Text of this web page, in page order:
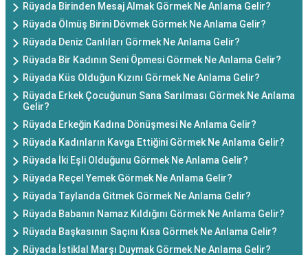
Rüyada Birinden Mesaj Almak Görmek Ne Anlama Gelir?
Rüyada Ölmüş Birini Dövmek Görmek Ne Anlama Gelir?
Rüyada Deniz Canlıları Görmek Ne Anlama Gelir?
Rüyada Bir Kadının Seni Öpmesi Görmek Ne Anlama Gelir?
Rüyada Küs Olduğun Kızını Görmek Ne Anlama Gelir?
Rüyada Erkek Çocuğunun Sana Sarılması Görmek Ne Anlama
Gelir?
Rüyada Erkeğin Kadına Dönüşmesi Ne Anlama Gelir?
Rüyada Kadınların Kavga Ettiğini Görmek Ne Anlama Gelir?
Rüyada İki Eşli Olduğunu Görmek Ne Anlama Gelir?
Rüyada Reçel Yemek Görmek Ne Anlama Gelir?
Rüyada Taylanda Gitmek Görmek Ne Anlama Gelir?
Rüyada Babanın Namaz Kıldığını Görmek Ne Anlama Gelir?
Rüyada Başkasının Saçını Kısa Görmek Ne Anlama Gelir?
Rüyada İstiklal Marşı Duymak Görmek Ne Anlama Gelir?